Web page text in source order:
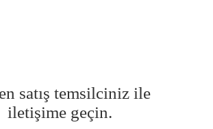
satış temsilciniz ile
iletişime geçin.